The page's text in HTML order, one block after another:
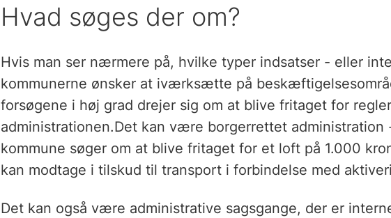
Hvad søges der om?
Hvis man ser nærmere på, hvilke typer indsatser - eller
kommunerne ønsker at iværksætte på
forsøgene i høj grad drejer sig om at blive fritaget for
administrationen.Det kan være borgerrettet administration
kommune søger om at blive fritaget for et loft på 1.000
kan modtage i tilskud til transport i forbindelse med
Det kan også være administrative sagsgange, der er